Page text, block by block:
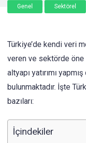
Genel Sektörel
Türkiye’de kendi veri
veren ve sektörde öne
altyapı yatırımı
bulunmaktadır. İşte
bazıları:
İçindekiler